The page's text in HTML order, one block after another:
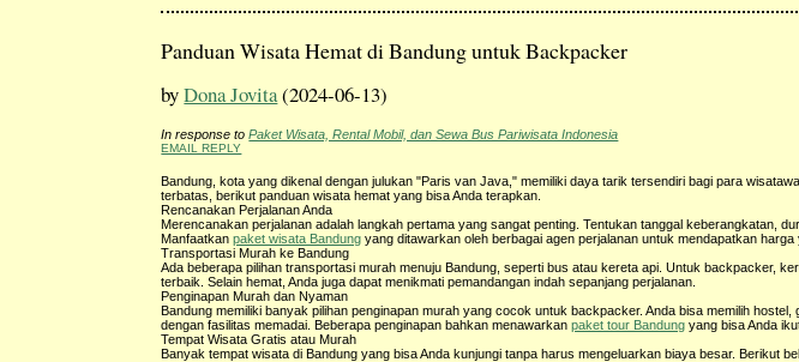
Panduan Wisata Hemat di Bandung untuk Backpacker
byDona Jovita(2024-06-13)
In response toPaket Wisata, Rental Mobil, dan Sewa Bus Pariwisata Indonesia
EMAIL REPLY
Bandung, kota yang dikenal dengan julukan "Paris van Java," memiliki daya tarik tersendiri bagi para
terbatas, berikut panduan wisata hemat yang bisa Anda terapkan.
Rencanakan Perjalanan Anda
Merencanakan perjalanan adalah langkah pertama yang sangat penting. Tentukan tanggal keberangkatan,
Manfaatkanpaket wisata Bandung yang ditawarkan oleh berbagai agen perjalanan untuk mendapatkan harga
Transportasi Murah ke Bandung
Ada beberapa pilihan transportasi murah menuju Bandung, seperti bus atau kereta api. Untuk backpacker,
terbaik. Selain hemat, Anda juga dapat menikmati pemandangan indah sepanjang perjalanan.
Penginapan Murah dan Nyaman
Bandung memiliki banyak pilihan penginapan murah yang cocok untuk backpacker. Anda bisa memilih
dengan fasilitas memadai. Beberapa penginapan bahkan menawarkanpaket tour Bandung yang bisa Anda
Tempat Wisata Gratis atau Murah
Banyak tempat wisata di Bandung yang bisa Anda kunjungi tanpa harus mengeluarkan biaya besar. Berikut